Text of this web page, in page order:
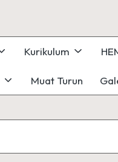
Kurikulum
Muat Turun